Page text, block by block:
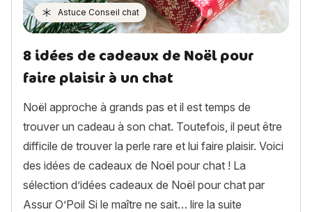
Astuce Conseil chat
8 idées de cadeaux de Noël pour
faire plaisir à un chat
Noël approche à grands pas et il est temps de
trouver un cadeau à son chat. Toutefois, il peut être
difficile de trouver la perle rare et lui faire plaisir. Voici
des idées de cadeaux de Noël pour chat ! La
sélection d’idées cadeaux de Noël pour chat par
Assur O’Poil Si le maître ne sait… lire la suite